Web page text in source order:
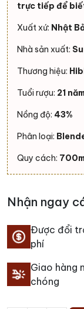
trực tiếp để
Xuất xứ: Nhật
Nhà sản xuất:
Thương hiệu:
Tuổi rượu: 21
Nồng độ: 43%
Phân loại:
Quy cách:
Nhận ngay
Được đổi
phí
Giao hàng
chóng